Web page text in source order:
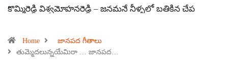
కొమ్మిరెడ్డి విశ్వమోహనరెడ్డి – జనమనే నీళ్ళలో బతికిన చేప
Home
జానపద గీతాలు
తుమ్మెదలున్నయేమిరా … జానపద…